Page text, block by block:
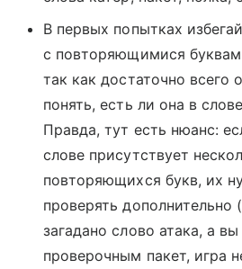
В первых попытках
с повторяющимися
так как достаточно всего
понять, есть ли она в
Правда, тут есть нюанс:
слове присутствует
повторяющихся букв, их
проверять дополнительно
загадано слово атака, а
проверочным пакет, игра